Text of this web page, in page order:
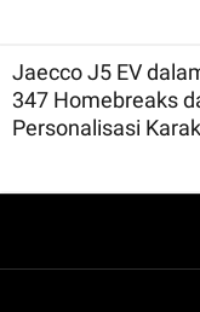
Jaecco J5 EV
347 Homebreaks
Personalisasi